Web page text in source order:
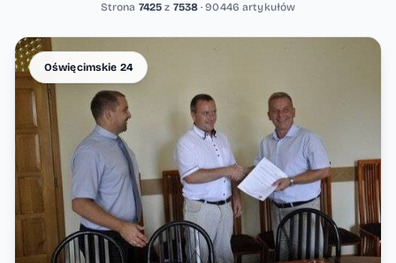
Strona 7425 z 7538 · 90446 artykułów
Lista artykułów
Oświęcimskie 24